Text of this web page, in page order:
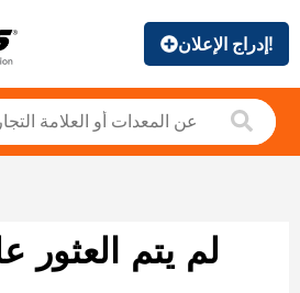
إدراج الإعلان!
لم يتم العثور